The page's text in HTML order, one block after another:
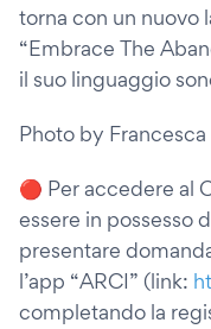
torna con un nuovo
“Embrace The
il suo linguaggio
Photo by
🔴 Per accedere al
essere in possesso
presentare
l’app “ARCI” (link:
completando la